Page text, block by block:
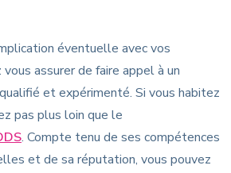
éventuelle avec vos
assurer de faire appel à un
et expérimenté. Si vous habitez
pas plus loin que le
. Compte tenu de ses compétences
et de sa réputation, vous pouvez